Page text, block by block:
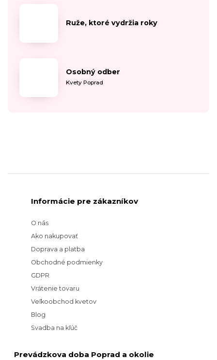
Ruže, ktoré vydržia roky
Osobný odber
Kvety Poprad
Informácie pre zákazníkov
O nás
Ako nakupovať
Doprava a platba
Obchodné podmienky
GDPR
Vrátenie tovaru
Veľkoobchod kvetov
Blog
Svadba na kľúč
Prevádzkova doba Poprad a okolie